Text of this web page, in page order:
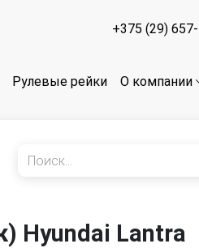
+375 (29)
Рулевые рейки О компании
Hyundai Lantra